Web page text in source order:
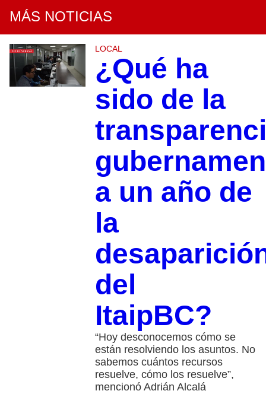
MÁS NOTICIAS
LOCAL
¿Qué ha
sido de la
a un año de
la
del
ItaipBC?
“Hoy desconocemos cómo se
están resolviendo los asuntos. No
sabemos cuántos recursos
resuelve, cómo los resuelve”,
mencionó Adrián Alcalá